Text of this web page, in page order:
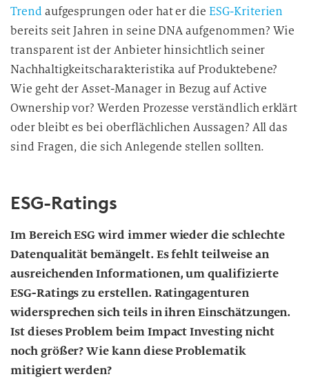
Trend aufgesprungen oder hat er dieESG-Kriterien
bereits seit Jahren in seine DNA aufgenommen? Wie
transparent ist der Anbieter hinsichtlich seiner
Nachhaltigkeitscharakteristika auf Produktebene?
Wie geht der Asset-Manager in Bezug auf Active
Ownership vor? Werden Prozesse verständlich erklärt
oder bleibt es bei oberflächlichen Aussagen? All das
sind Fragen, die sich Anlegende stellen sollten.
ESG-Ratings
Im Bereich ESG wird immer wieder die schlechte
Datenqualität bemängelt. Es fehlt teilweise an
ausreichenden Informationen, um qualifizierte
ESG-Ratings zu erstellen. Ratingagenturen
widersprechen sich teils in ihren Einschätzungen.
Ist dieses Problem beim Impact Investing nicht
noch größer? Wie kann diese Problematik
mitigiert werden?